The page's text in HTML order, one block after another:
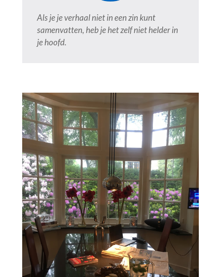
Als je je verhaal niet in een zin kunt
samenvatten, heb je het zelf niet helder in
je hoofd.